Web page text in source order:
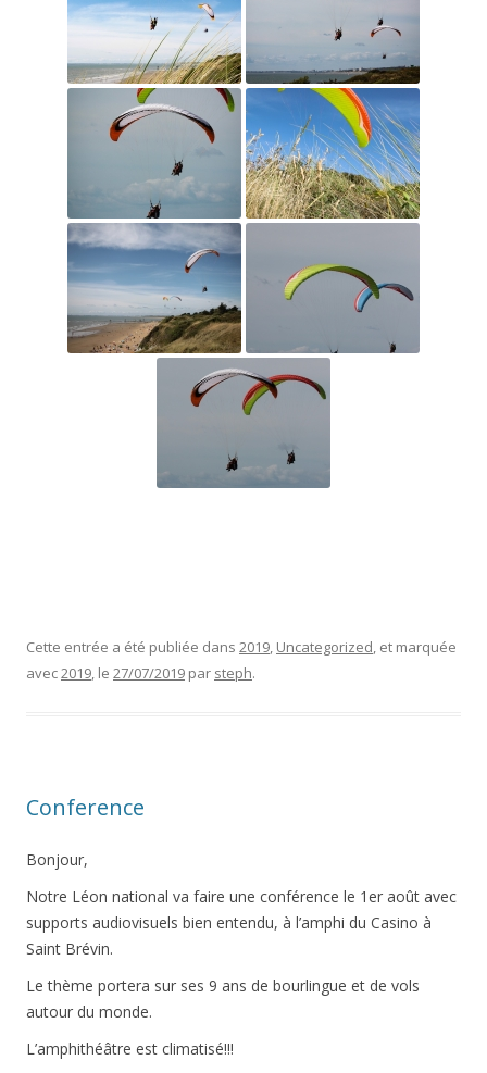
Cette entrée a été publiée dans 2019 Uncategorized , et marquée
avec2019 , le 27/07/2019 par steph.
Conference
Bonjour,
Notre Léon national va faire une conférence le 1er août avec
supports audiovisuels bien entendu, à l’amphi du Casino à
Saint Brévin.
Le thème portera sur ses 9 ans de bourlingue et de vols
autour du monde.
L’amphithéâtre est climatisé!!!